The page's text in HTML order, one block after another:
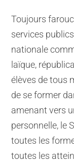
Toujours
services
nationale
laïque,
élèves de tous
de se former
amenant vers
personnelle, le
toutes les
toutes les